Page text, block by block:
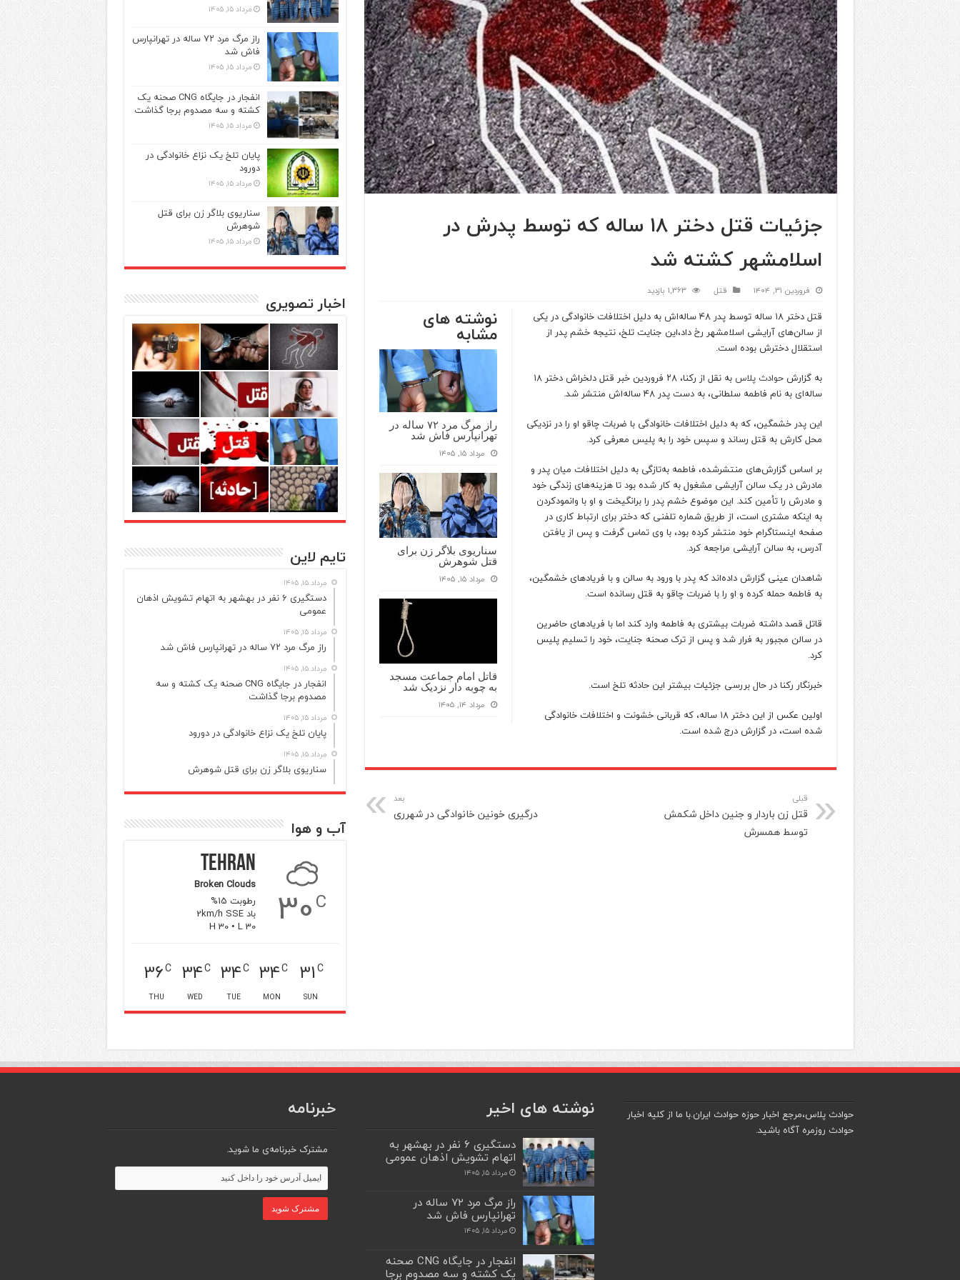
جزئیات قتل دختر ۱۸ ساله که توسط پدرش در
اسلامشهر کشته شد
فروردین ۳۱, ۱۴۰۴ قتل 1,363 بازدید
نوشته های
مشابه
راز مرگ مرد ۷۲ ساله در
تهرانپارس فاش شد
مرداد ۱۵, ۱۴۰۵
سناریوی بلاگر زن برای
قتل شوهرش
مرداد ۱۵, ۱۴۰۵
قاتل امام جماعت مسجد
به چوبه دار نزدیک شد
مرداد ۱۴, ۱۴۰۵
قتل دختر ۱۸ ساله توسط پدر ۴۸ ساله‌اش به دلیل اختلافات خانوادگی در یکی
از سالن‌های آرایشی اسلامشهر رخ داد،این جنایت تلخ، نتیجه خشم پدر از
استقلال دخترش بوده است.
به گزارشحوادث پلاس
به نقل از رکنا، ۲۸ فروردین خبر قتل دلخراش دختر ۱۸
ساله‌ای به نام فاطمه سلطانی، به دست پدر ۴۸ ساله‌اش منتشر شد.
این پدر خشمگین، که به دلیل اختلافات خانوادگی با ضربات چاقو او را در نزدیکی
محل کارش به قتل رساند و سپس خود را به پلیس معرفی کرد.
بر اساس گزارش‌های منتشرشده، فاطمه به‌تازگی به دلیل اختلافات میان پدر و
مادرش در یک سالن آرایشی مشغول به کار شده بود تا هزینه‌های زندگی خود
و مادرش را تأمین کند. این موضوع خشم پدر را برانگیخت و او با وانمودکردن
به اینکه مشتری است، از طریق شماره تلفنی که دختر برای ارتباط کاری در
صفحه اینستاگرام خود منتشر کرده بود، با وی تماس گرفت و پس از یافتن
آدرس، به سالن آرایشی مراجعه کرد.
شاهدان عینی گزارش داده‌اند که پدر با ورود به سالن و با فریادهای خشمگین،
به فاطمه حمله کرده و او را با ضربات چاقو به قتل رسانده است.
قاتل قصد داشته ضربات بیشتری به فاطمه وارد کند اما با فریادهای حاضرین
در سالن مجبور به فرار شد و پس از ترک صحنه جنایت، خود را تسلیم پلیس
کرد.
خبرنگار رکنا در حال بررسی جزئیات بیشتر این حادثه تلخ است.
اولین عکس از این دختر ۱۸ ساله، که قربانی خشونت و اختلافات خانوادگی
شده است، در گزارش درج شده است.
قبلی
قتل زن باردار و جنین داخل شکمش
توسط همسرش
بعد
درگیری خونین خانوادگی در شهرری
مرداد ۱۵, ۱۴۰۵
راز مرگ مرد ۷۲ ساله در تهرانپارس
فاش شد
مرداد ۱۵, ۱۴۰۵
انفجار در جایگاه CNG صحنه یک
کشته و سه مصدوم برجا گذاشت
مرداد ۱۵, ۱۴۰۵
پایان تلخ یک نزاع خانوادگی در
دورود
مرداد ۱۵, ۱۴۰۵
سناریوی بلاگر زن برای قتل
شوهرش
مرداد ۱۵, ۱۴۰۵
اخبار تصویری
تایم لاین
مرداد ۱۵, ۱۴۰۵
دستگیری ۶ نفر در بهشهر به اتهام تشویش اذهان
عمومی
مرداد ۱۵, ۱۴۰۵
راز مرگ مرد ۷۲ ساله در تهرانپارس فاش شد
مرداد ۱۵, ۱۴۰۵
انفجار در جایگاه CNG صحنه یک کشته و سه
مصدوم برجا گذاشت
مرداد ۱۵, ۱۴۰۵
پایان تلخ یک نزاع خانوادگی در دورود
مرداد ۱۵, ۱۴۰۵
سناریوی بلاگر زن برای قتل شوهرش
آب و هوا
30C
Tehran
Broken Clouds
رطوبت 15%
باد 2km/h SSE
H 30 • L 30
31C
SUN
34C
MON
34C
TUE
34C
WED
36C
THU
حوادث پلاس،مرجع اخبار حوزه حوادث ایران.با ما از کلیه اخبار
حوادث روزمره آگاه باشید.
نوشته های اخیر
دستگیری ۶ نفر در بهشهر به
اتهام تشویش اذهان عمومی
مرداد ۱۵, ۱۴۰۵
راز مرگ مرد ۷۲ ساله در
تهرانپارس فاش شد
مرداد ۱۵, ۱۴۰۵
انفجار در جایگاه CNG صحنه
یک کشته و سه مصدوم برجا
خبرنامه
مشترک خبرنامه‌ی ما شوید.